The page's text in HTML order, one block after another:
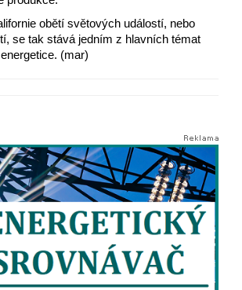
obětí světových událostí, nebo
se tak stává jedním z hlavních témat
(mar)